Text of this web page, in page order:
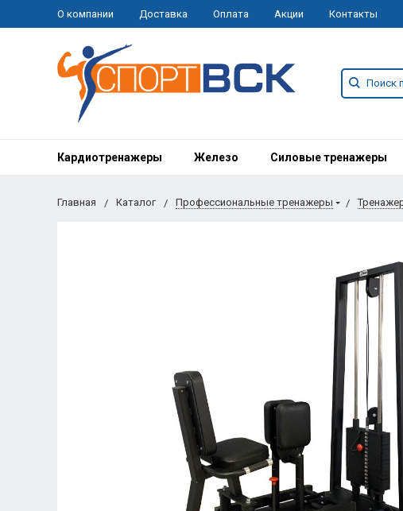
О компании Доставка Оплата Акции Контакты
Кардиотренажеры Железо Силовые тренажеры
Главная Каталог Профессиональные тренажеры